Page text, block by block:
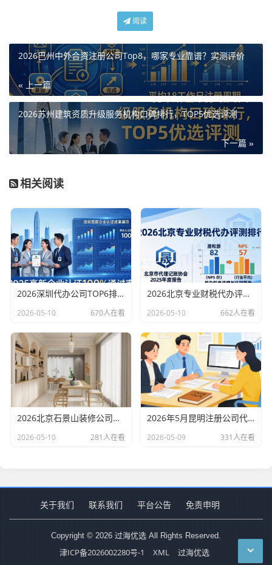
阅读
2026巴州中外合资注册公司Top8，哪家专业靠谱？实测评价
« 上一篇
2026苏州建筑资质升级服务机构口碑排行，TOP5优选评测
下一篇 »
相关阅读
2026深圳代办公司TOP6排行：哪家注册财税口碑最好？
2026-05-10 670人在看
2026北京专业财税代办评测排行，十大机构推荐
2026-05-10 662人在看
2026北京石景山装修公司口碑排行：老房改造二手房翻新优选评测
2026-05-10 281人在看
2026年5月昆明注册公司代办机构口碑排行，十大财税代理记账机构优选指南
2026-05-09 331人在看
关于我们 联系我们 平台公告 免责申明
Copyright © 2026 过海优选 All Rights Reserved.
津ICP备2026002280号-1 XML 过海优选